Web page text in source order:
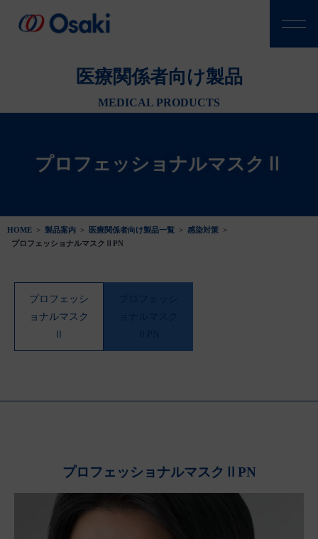
医療関係者向け製品
MEDICAL PRODUCTS
プロフェッショナルマスクⅡ
HOME > 製品案内 > 医療関係者向け製品一覧 > 感染対策 >
プロフェッショナルマスクⅡPN
プロフェッシ
ョナルマスク
プロフェッショナルマスクⅡPN